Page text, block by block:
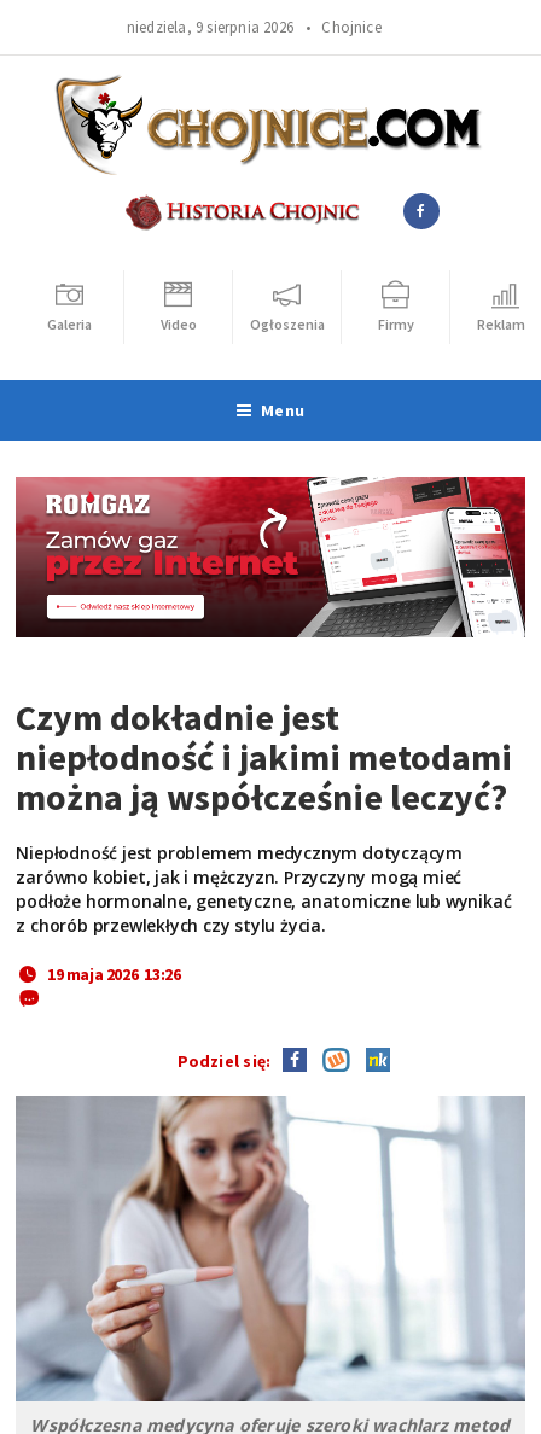
niedziela, 9 sierpnia 2026 • Chojnice
Galeria Video Ogłoszenia Firmy Reklama
Menu
Czym dokładnie jest
niepłodność i jakimi metodami
można ją współcześnie leczyć?
Niepłodność jest problemem medycznym dotyczącym
zarówno kobiet, jak i mężczyzn. Przyczyny mogą mieć
podłoże hormonalne, genetyczne, anatomiczne lub wynikać
z chorób przewlekłych czy stylu życia.
19 maja 2026 13:26
Podziel się:
Współczesna medycyna oferuje szeroki wachlarz metod